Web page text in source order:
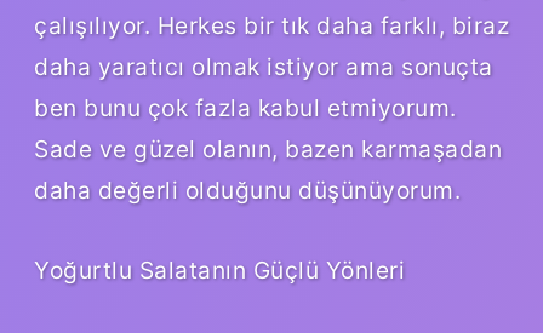
çalışılıyor. Herkes bir tık daha farklı, biraz
daha yaratıcı olmak istiyor ama sonuçta
ben bunu çok fazla kabul etmiyorum.
Sade ve güzel olanın, bazen karmaşadan
daha değerli olduğunu düşünüyorum.
Yoğurtlu Salatanın Güçlü Yönleri